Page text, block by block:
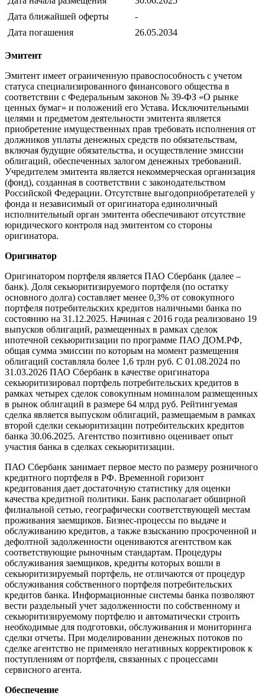
Дата ближайшей оферты
-
Дата погашения
26.05.2034
Эмитент
Эмитент имеет ограниченную правоспособность с учетом
статуса специализированного финансового общества в
соответствии с Федеральным законов № 39-ФЗ «О рынке
ценных бумаг» и положений его Устава. Исключительными
целями и предметом деятельности эмитента является
приобретение имущественных прав требовать исполнения от
должников уплаты денежных средств по обязательствам,
включая будущие обязательства, и осуществление эмиссии
облигаций, обеспеченных залогом денежных требований.
Учредителем эмитента является некоммерческая организация
(фонд), созданная в соответствии с законодательством
Российской Федерации. Отсутствие выгодоприобретателей у
фонда и независимый от оригинатора единоличный
исполнительный орган эмитента обеспечивают отсутствие
юридического контроля над эмитентом со стороны
оригинатора.
Оригинатор
Оригинатором портфеля является ПАО Сбербанк (далее –
банк). Доля секьюритизируемого портфеля (по остатку
основного долга) составляет менее 0,3% от совокупного
портфеля потребительских кредитов наличными банка по
состоянию на 31.12.2025. Начиная с 2016 года реализовано 19
выпусков облигаций, размещенных в рамках сделок
ипотечной секьюритизации по программе ПАО ДОМ.РФ,
общая сумма эмиссии по которым на момент размещения
облигаций составляла более 1,6 трлн руб. С 01.08.2024 по
31.03.2026 ПАО Сбербанк в качестве оригинатора
секьюритизировал портфель потребительских кредитов в
рамках четырех сделок совокупным номиналом размещенных
в рынок облигаций в размере 64 млрд руб. Рейтингуемая
сделка является выпуском облигаций, размещаемым в рамках
второй сделки секьюритизации потребительских кредитов
банка 30.06.2025. Агентство позитивно оценивает опыт
участия банка в сделках секьюритизации.
ПАО Сбербанк занимает первое место по размеру розничного
кредитного портфеля в РФ. Временной горизонт
кредитования дает достаточную статистику для оценки
качества кредитной политики. Банк располагает обширной
филиальной сетью, географически соответствующей местам
проживания заемщиков. Бизнес-процессы по выдаче и
обслуживанию кредитов, а также взысканию просроченной и
дефолтной задолженности оцениваются агентством как
соответствующие рыночным стандартам. Процедуры
обслуживания заемщиков, кредиты которых вошли в
секьюритизируемый портфель, не отличаются от процедур
обслуживания собственного портфеля потребительских
кредитов банка. Информационные системы банка позволяют
вести раздельный учет задолженности по собственному и
секьюритизируемому портфелю и автоматически строить
необходимые для подготовки, обслуживания и мониторинга
сделки отчеты. При моделировании денежных потоков по
сделке агентство не применяло негативных корректировок к
поступлениям от портфеля, связанных с процессами
сервисного агента.
Обеспечение